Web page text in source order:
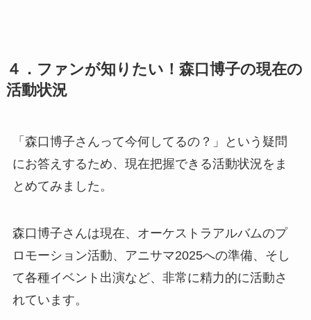
４．ファンが知りたい！森口博子の現在の
活動状況
「森口博子さんって今何してるの？」という疑問
にお答えするため、現在把握できる活動状況をま
とめてみました。
森口博子さんは現在、オーケストラアルバムのプ
ロモーション活動、アニサマ2025への準備、そし
て各種イベント出演など、非常に精力的に活動さ
れています。